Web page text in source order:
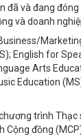
đã và đang đóng
và doanh
English for
Arts
Education
trình Thạc
Cộng đồng